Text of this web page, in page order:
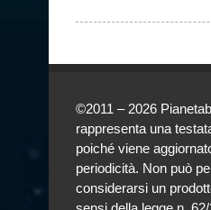
©2011 – 2026
rappresenta una
poiché viene
periodicità. Non può
considerarsi un